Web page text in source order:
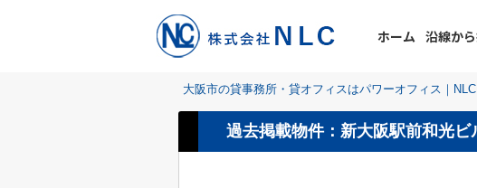
ホーム 沿線か
大阪市の貸事務所・貸オフィスはパワーオフィス｜NLC
過去掲載物件：新大阪駅前和光ビ